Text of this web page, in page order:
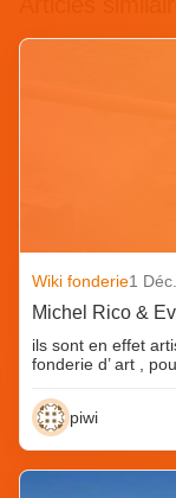
Wiki fonderie1
Michel Rico &
ils sont en effet
fonderie d’ art ,
piwi